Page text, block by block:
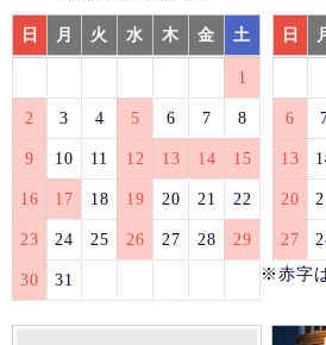
日 月 火 水 木 金 土
1
2 3 4 5 6 7 8
9 10 11 12 13 14 15
16 17 18 19 20 21 22
23 24 25 26 27 28 29
30 31
日
6
13
20
27
※赤字